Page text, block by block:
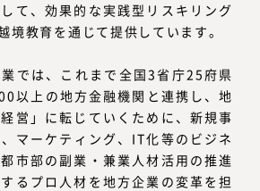
て、効果的な実践型リスキリング
境教育を通じて提供しています。
では、これまで全国3省庁25府県
以上の地方金融機関と連携し、地
営」に転じていくために、新規事
マーケティング、IT化等のビジネ
市部の副業・兼業人材活用の推進
るプロ人材を地方企業の変革を担